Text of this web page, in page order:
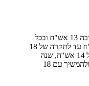
לאחר מכן הפקדה חודשית תחילה בגובה 13 אש"ח ובכל
שנה להעלות את ההפקדה ב1000 ש"ח עד לתקרה של 18
אש"ח (שנה שניה הפקדה חודשית של 14 אש"ח, שנה
שלישית 15 אש"ח וכו' עד 18 אש"ח ולהמשיך עם 18